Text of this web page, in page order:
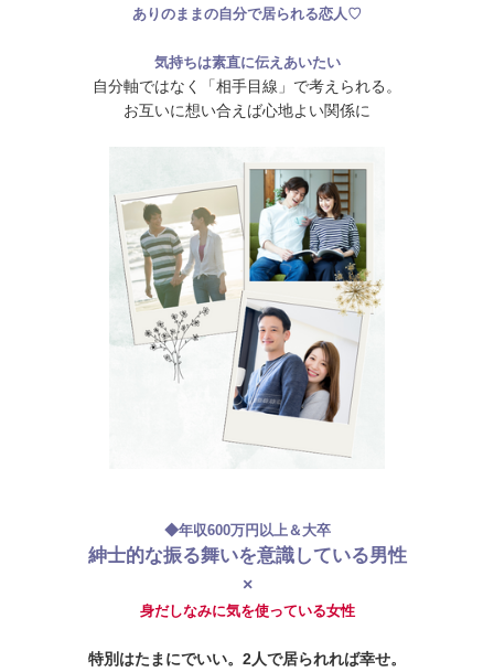
ありのままの自分で居られる恋人♡
気持ちは素直に伝えあいたい
自分軸ではなく「相手目線」で考えられる。
お互いに想い合えば心地よい関係に
◆年収600万円以上＆大卒
紳士的な振る舞いを意識している男性
×
身だしなみに気を使っている女性
特別はたまにでいい。2人で居られれば幸せ。